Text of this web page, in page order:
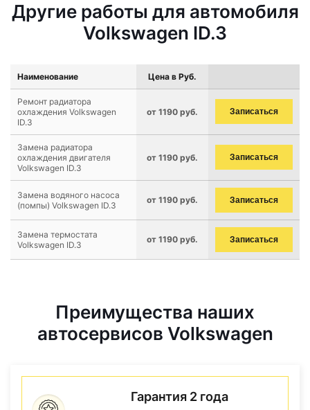
Другие работы для автомобиля
Volkswagen ID.3
Наименование Цена в Руб.
Ремонт радиатора
охлаждения Volkswagen
ID.3
от 1190 руб. Записаться
Замена радиатора
охлаждения двигателя
Volkswagen ID.3
от 1190 руб. Записаться
Замена водяного насоса
(помпы) Volkswagen ID.3
от 1190 руб. Записаться
Замена термостата
Volkswagen ID.3
от 1190 руб. Записаться
Преимущества наших
автосервисов Volkswagen
Гарантия 2 года